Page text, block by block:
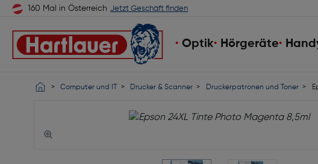
160 Mal in Österreich Jetzt Geschäft finden
Optik Hörgeräte
Computer und IT Drucker & Scanner Druckerpatronen und Toner